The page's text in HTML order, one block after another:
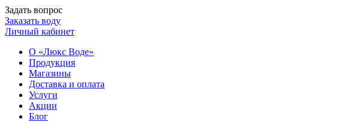
Задать вопрос
Заказать воду
Личный кабинет
О «Люкс Воде»
Продукция
Магазины
Доставка и оплата
Услуги
Акции
Блог